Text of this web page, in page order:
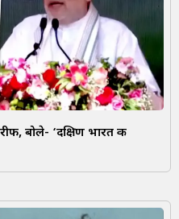
बोले- ‘दक्षिण भारत की